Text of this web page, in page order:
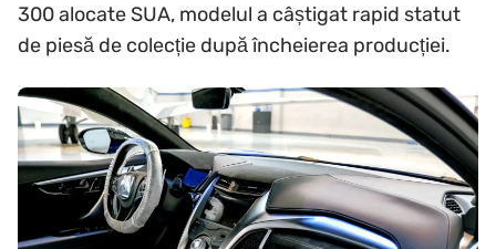
300 alocate SUA, modelul a câștigat rapid statut
de piesă de colecție după încheierea producției.